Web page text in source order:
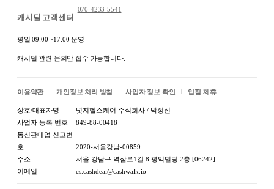
상품 정보고시
항목 내용
캐시딜 고객센터
070-4233-5541
평일 09:00 ~17:00 운영
캐시딜 관련 문의만 접수 가능합니다.
이용약관 개인정보 처리 방침 사업자 정보 확인 입점 제휴
상호/대표자명
넛지헬스케어 주식회사 / 박정신
사업자 등록 번호
849-88-00418
통신판매업 신고번
호
2020-서울강남-00859
주소
서울 강남구 역삼로1길 8 평익빌딩 2층 [06242]
이메일
cs.cashdeal@cashwalk.io